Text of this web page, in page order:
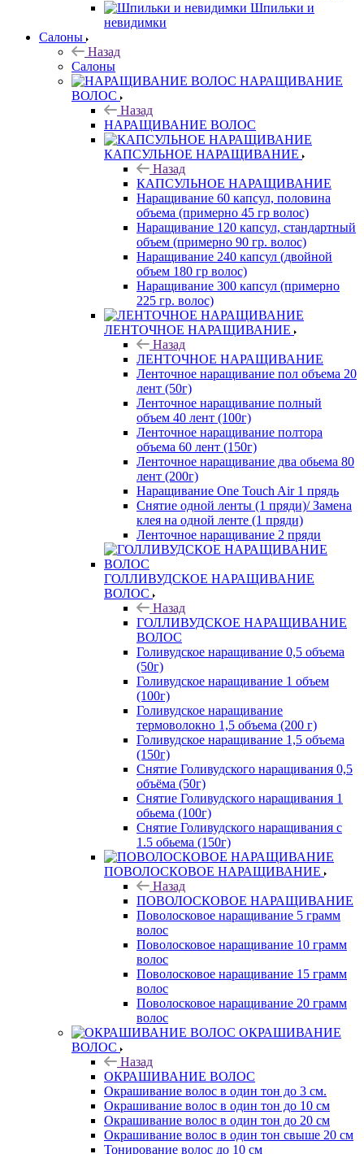
Шпильки и
невидимки
Салоны
Назад
Салоны
НАРАЩИВАНИЕ
ВОЛОС
Назад
НАРАЩИВАНИЕ ВОЛОС
КАПСУЛЬНОЕ НАРАЩИВАНИЕ
Назад
КАПСУЛЬНОЕ НАРАЩИВАНИЕ
Наращивание 60 капсул, половина
объема (примерно 45 гр волос)
Наращивание 120 капсул, стандартный
объем (примерно 90 гр. волос)
Наращивание 240 капсул (двойной
объем 180 гр волос)
Наращивание 300 капсул (примерно
225 гр. волос)
ЛЕНТОЧНОЕ НАРАЩИВАНИЕ
Назад
ЛЕНТОЧНОЕ НАРАЩИВАНИЕ
Ленточное наращивание пол объема 20
лент (50г)
Ленточное наращивание полный
объем 40 лент (100г)
Ленточное наращивание полтора
объема 60 лент (150г)
Ленточное наращивание два обьема 80
лент (200г)
Наращивание One Touch Air 1 прядь
Снятие одной ленты (1 пряди)/ Замена
клея на одной ленте (1 пряди)
Ленточное наращивание 2 пряди
ГОЛЛИВУДСКОЕ НАРАЩИВАНИЕ
ВОЛОС
Назад
ГОЛЛИВУДСКОЕ НАРАЩИВАНИЕ
ВОЛОС
Голивудское наращивание 0,5 объема
(50г)
Голивудское наращивание 1 объем
(100г)
Голивудское наращивание
термоволокно 1,5 объема (200 г)
Голивудское наращивание 1,5 объема
(150г)
Снятие Голивудского наращивания 0,5
объёма (50г)
Снятие Голивудского наращивания 1
обьема (100г)
Снятие Голивудского наращивания с
1.5 обьема (150г)
ПОВОЛОСКОВОЕ НАРАЩИВАНИЕ
Назад
ПОВОЛОСКОВОЕ НАРАЩИВАНИЕ
Поволосковое наращивание 5 грамм
волос
Поволосковое наращивание 10 грамм
волос
Поволосковое наращивание 15 грамм
волос
Поволосковое наращивание 20 грамм
волос
ОКРАШИВАНИЕ
ВОЛОС
Назад
ОКРАШИВАНИЕ ВОЛОС
Окрашивание волос в один тон до 3 см.
Окрашивание волос в один тон до 10 см
Окрашивание волос в один тон до 20 см
Окрашивание волос в один тон свыше 20 см
Тонирование волос до 10 см